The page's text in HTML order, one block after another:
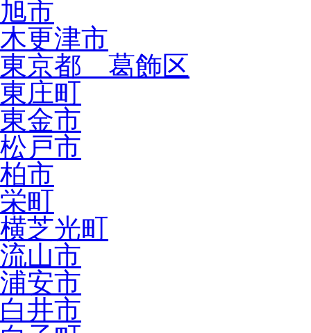
旭市
木更津市
東京都 葛飾区
東庄町
東金市
松戸市
柏市
栄町
横芝光町
流山市
浦安市
白井市